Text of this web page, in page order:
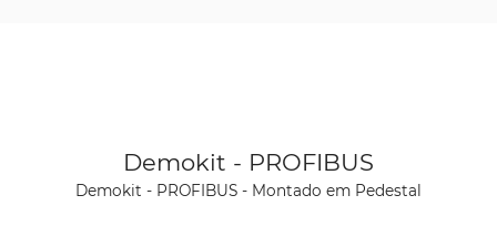
Ver produto
Demokit - PROFIBUS
Demokit - PROFIBUS - Montado em Pedestal